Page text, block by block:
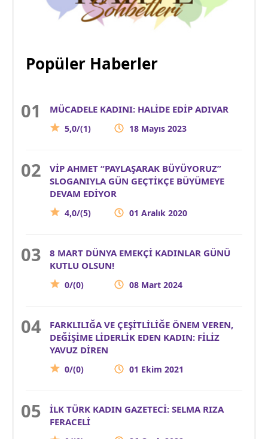
Popüler Haberler
MÜCADELE KADINI: HALİDE EDİP ADIVAR
5,0/(1) 18 Mayıs 2023
VİP AHMET “PAYLAŞARAK BÜYÜYORUZ”
SLOGANIYLA GÜN GEÇTİKÇE BÜYÜMEYE
DEVAM EDİYOR
4,0/(5) 01 Aralık 2020
8 MART DÜNYA EMEKÇİ KADINLAR GÜNÜ
KUTLU OLSUN!
0/(0) 08 Mart 2024
FARKLILIĞA VE ÇEŞİTLİLİĞE ÖNEM VEREN,
DEĞİŞİME LİDERLİK EDEN KADIN: FİLİZ
YAVUZ DİREN
0/(0) 01 Ekim 2021
İLK TÜRK KADIN GAZETECİ: SELMA RIZA
FERACELİ